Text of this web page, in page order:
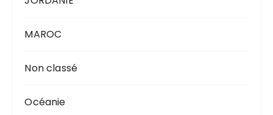
MAROC
Non classé
Océanie